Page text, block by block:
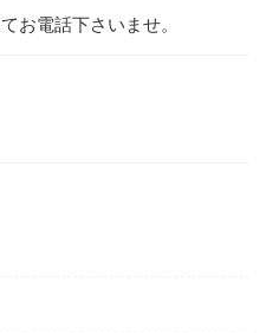
お電話下さいませ。